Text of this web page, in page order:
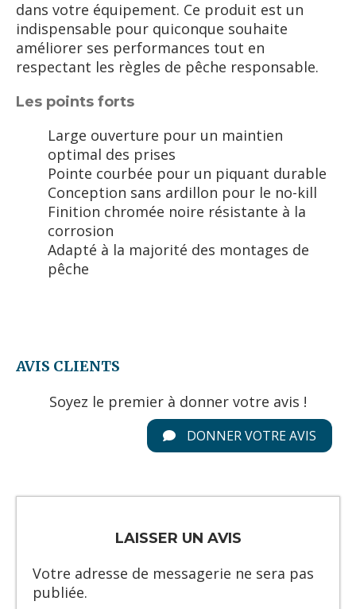
dans votre équipement. Ce produit est un
indispensable pour quiconque souhaite
améliorer ses performances tout en
respectant les règles de pêche responsable.
Les points forts
Large ouverture pour un maintien
optimal des prises
Pointe courbée pour un piquant durable
Conception sans ardillon pour le no-kill
Finition chromée noire résistante à la
corrosion
Adapté à la majorité des montages de
pêche
AVIS CLIENTS
Soyez le premier à donner votre avis !
DONNER VOTRE AVIS
LAISSER UN AVIS
Votre adresse de messagerie ne sera pas
publiée.